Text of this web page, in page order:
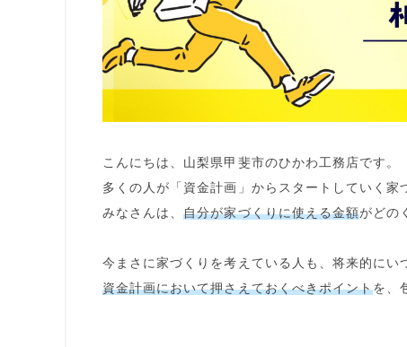
こんにちは、山梨県甲斐市のひかわ工務店です。
多くの人が「 資金計画 」からスタートしていく家
みなさんは、自分が家づくりに使える金額がどの
今まさに家づくりを考えている人も、将来的に
資金計画において押さえておくべきポイントを、